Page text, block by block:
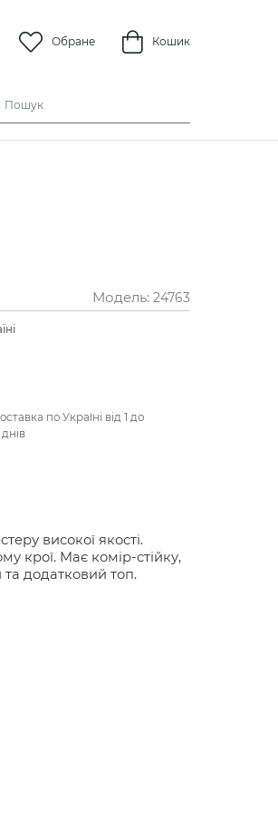
Обране Кошик
Модель: 24763
по Україні від 1 до
високої якості.
крої. Має комір-стійку,
додатковий топ.